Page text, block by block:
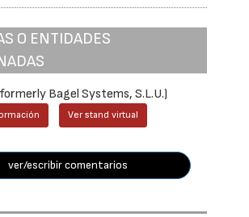
O ENTIDADES
Bagel Systems, S.L.U.)
Ver stand virtual
ver/escribir comentarios